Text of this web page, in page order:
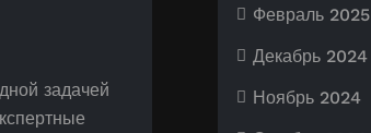
задачей
Февраль 2025
Декабрь 2024
Ноябрь 2024